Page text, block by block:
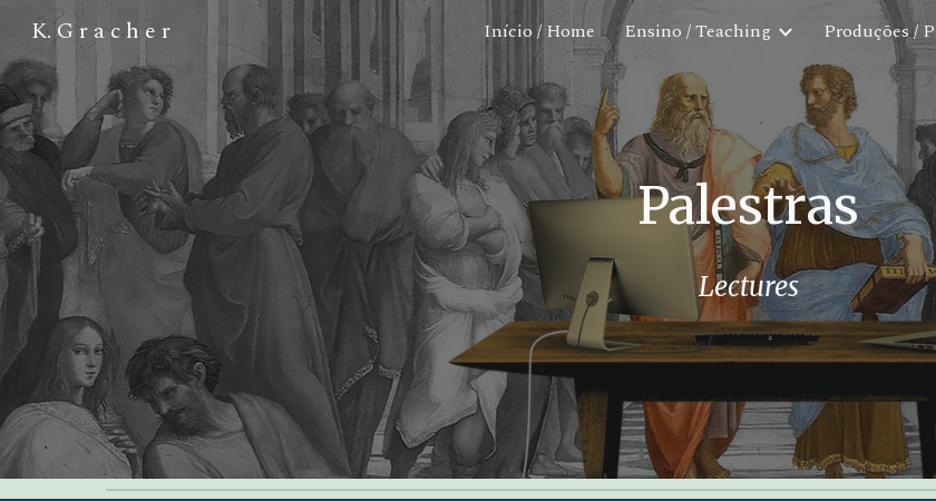
Skip to main content Skip
K. G r a c h e r Início / Home Ensino / Teaching Produções /
Palestras
Lectures